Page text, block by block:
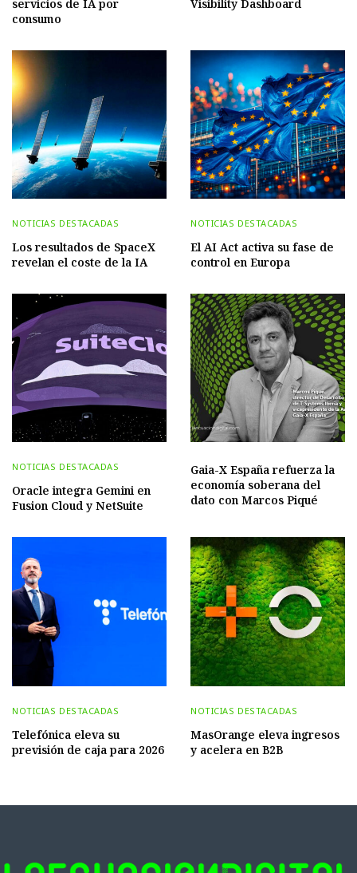
servicios de IA por
consumo
Visibility Dashboard
NOTICIAS DESTACADAS
Los resultados de SpaceX
revelan el coste de la IA
NOTICIAS DESTACADAS
El AI Act activa su fase de
control en Europa
NOTICIAS DESTACADAS
Oracle integra Gemini en
Fusion Cloud y NetSuite
Gaia-X España refuerza la
economía soberana del
dato con Marcos Piqué
NOTICIAS DESTACADAS
Telefónica eleva su
previsión de caja para 2026
NOTICIAS DESTACADAS
MasOrange eleva ingresos
y acelera en B2B